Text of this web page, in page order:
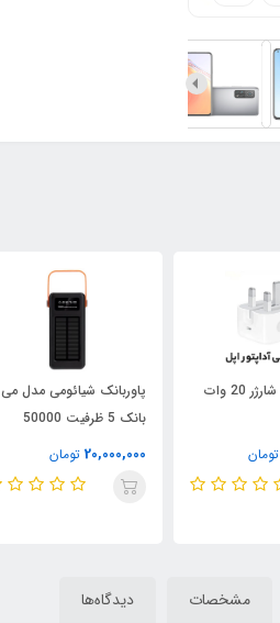
پک 10 تایی شارژر 20 وات
تومان
پاوربانک شیائومی مدل می
بانک 5 ظرفیت 50000
میلی‌آمپر ساعت
20,000,000 تومان
مشخصات دیدگاه‌ها